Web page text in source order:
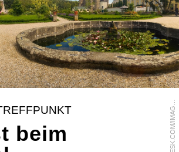
P
I
C
T
U
R
E
D
E
S
K
.
C
O
M
/
I
M
A
E
B
R
O
K
E
R
/
A
L
F
R
E
D
S
C
H
A
U
H
U
B
E
R
beim